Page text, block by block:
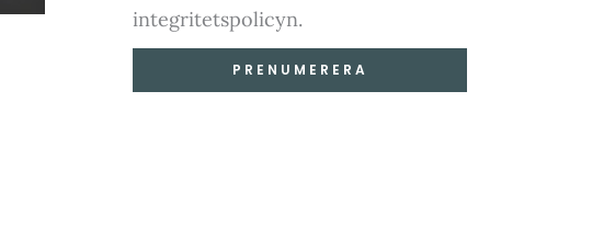
integritetspolicyn.
PRENUMERERA